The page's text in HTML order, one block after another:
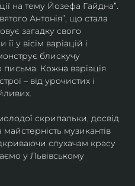
на тему Йозефа Гайдна”.
Антонія”, що стала
загадку свого
у вісім варіацій і
блискучу
письма. Кожна варіація
– від урочистих і
скрипальки, досвід
музикантів
слухачам красу
у Львівському